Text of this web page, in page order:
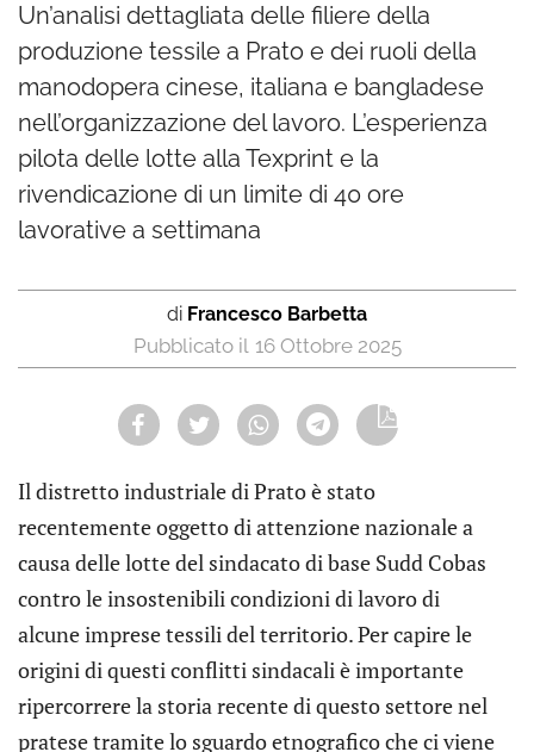
Un’analisi dettagliata delle filiere della
produzione tessile a Prato e dei ruoli della
manodopera cinese, italiana e bangladese
nell’organizzazione del lavoro. L’esperienza
pilota delle lotte alla Texprint e la
rivendicazione di un limite di 40 ore
lavorative a settimana
di Francesco Barbetta
16 Ottobre 2025
Il distretto industriale di Prato è stato
recentemente oggetto di attenzione nazionale a
causa delle lotte del sindacato di base Sudd Cobas
contro le insostenibili condizioni di lavoro di
alcune imprese tessili del territorio. Per capire le
origini di questi conflitti sindacali è importante
ripercorrere la storia recente di questo settore nel
pratese tramite lo sguardo etnografico che ci viene